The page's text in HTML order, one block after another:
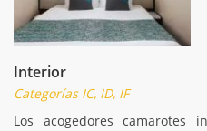
Interior
Categorías IC, ID, IF
Los acogedores camarotes